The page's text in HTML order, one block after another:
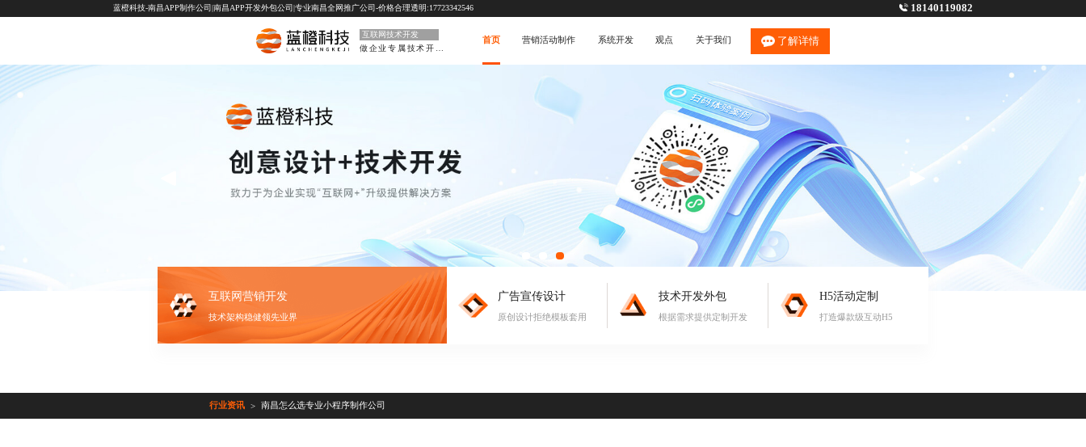
蓝橙科技-南昌APP制作公司|南昌APP开发外包公司|专业南昌全网推广公司-价格合理透明:17723342546 18140119082
互联网技术开发
首页 营销活动制作 系统开发 观点 关于我们 了解详情
互联网营销开发
技术架构稳健领先业界
广告宣传设计
原创设计拒绝模板套用
技术开发外包
根据需求提供定制开发
H5活动定制
打造爆款级互动H5
行业资讯 > 南昌怎么选专业小程序制作公司